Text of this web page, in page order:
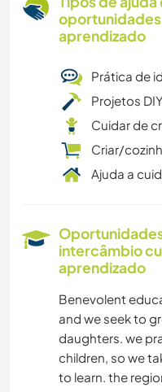
aprendizado
Prática de
Projetos
Cuidar de
Criar/
Ajuda a
intercâmbio
aprendizado
Benevolent
and we seek to
daughters. we
children, so we
to learn. the